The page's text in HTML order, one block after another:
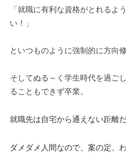
「就職に有利な資格がとれるよ
い！」
といつものように強制的に方向修
そしてぬる～く学生時代を過ご
ることもできず卒業。
就職先は自宅から通えない距離
ダメダメ人間なので、案の定、